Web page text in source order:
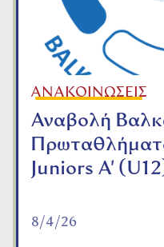
ΑΝΑΚΟΙΝΩΣΕΙΣ
Αναβολή
Juniors A'
8/4/26